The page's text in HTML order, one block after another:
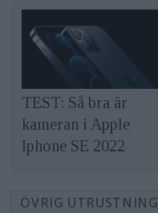
TEST: Så bra är
kameran i Apple
Iphone SE 2022
ÖVRIG UTRUSTNING